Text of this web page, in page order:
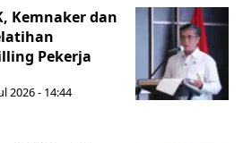
Kemnaker dan
Pekerja
2026 - 14:44